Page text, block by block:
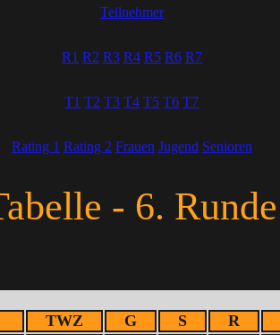
Teilnehmer
R1 R2 R3 R4 R5 R6 R7
T1 T2 T3 T4 T5 T6 T7
Rating 1 Rating 2 Frauen Jugend Senioren
- 6. Runde
TWZ G S R